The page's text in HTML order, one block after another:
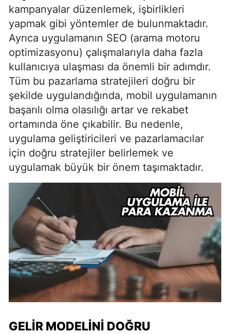
kampanyalar düzenlemek, işbirlikleri
yapmak gibi yöntemler de bulunmaktadır.
Ayrıca uygulamanın SEO (arama motoru
optimizasyonu) çalışmalarıyla daha fazla
kullanıcıya ulaşması da önemli bir adımdır.
Tüm bu pazarlama stratejileri doğru bir
şekilde uygulandığında, mobil uygulamanın
başarılı olma olasılığı artar ve rekabet
ortamında öne çıkabilir. Bu nedenle,
uygulama geliştiricileri ve pazarlamacılar
için doğru stratejiler belirlemek ve
uygulamak büyük bir önem taşımaktadır.
GELIR MODELINI DOĞRU